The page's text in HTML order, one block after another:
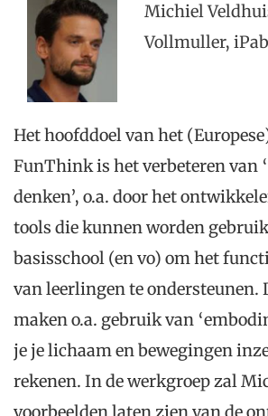
Michiel
Vollmuller,
Het hoofddoel van het
FunThink is het verbeteren van
denken’, o.a. door het
tools die kunnen worden
basisschool (en vo) om het
van leerlingen te ondersteunen.
maken o.a. gebruik van
je je lichaam en bewegingen
rekenen. In de werkgroep zal
voorbeelden laten zien van de